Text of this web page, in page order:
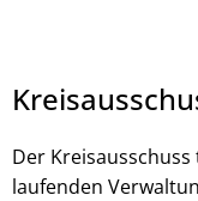
Der
laufenden